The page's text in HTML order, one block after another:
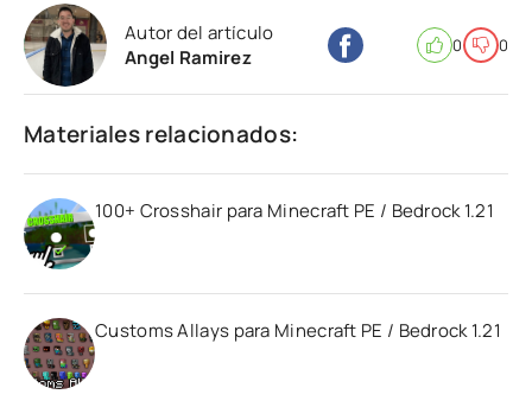
Autor del artículo
Angel Ramirez
0 0
Materiales relacionados:
100+ Crosshair para Minecraft PE / Bedrock 1.21
Customs Allays para Minecraft PE / Bedrock 1.21